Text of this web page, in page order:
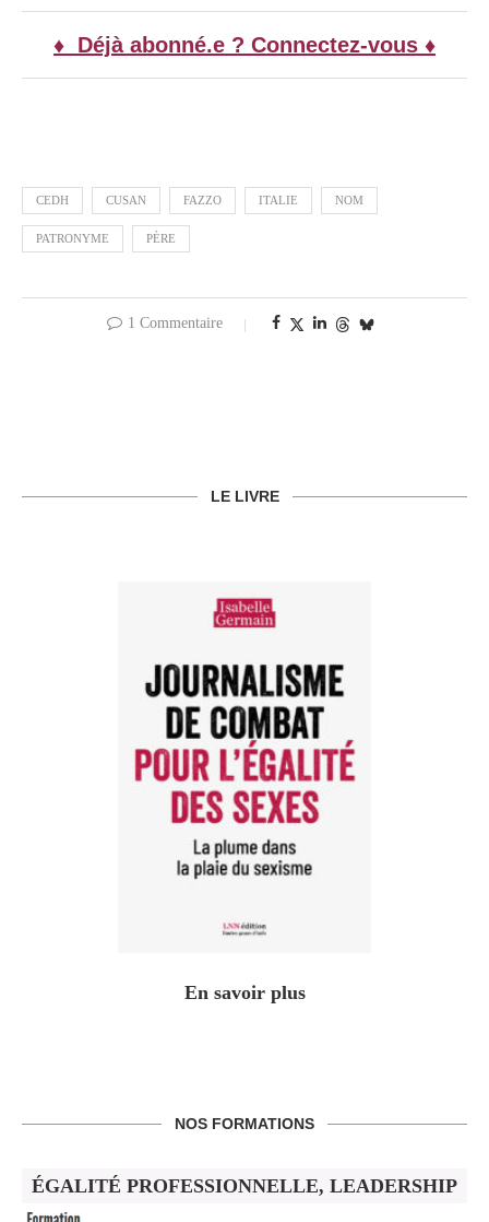
♦ Déjà abonné.e ? Connectez-vous ♦
CEDH CUSAN FAZZO ITALIE NOM
PATRONYME PÈRE
1 Commentaire
LE LIVRE
En savoir plus
NOS FORMATIONS
ÉGALITÉ PROFESSIONNELLE, LEADERSHIP